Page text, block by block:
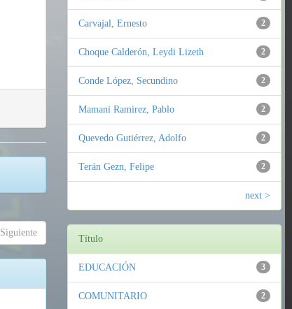
Siguiente
2
Carvajal, Ernesto
2
Choque Calderón, Leydi Lizeth
2
Conde López, Secundino
2
Mamani Ramirez, Pablo
2
Quevedo Gutiérrez, Adolfo
2
Terán Gezn, Felipe
next >
Título
3
EDUCACIÓN
2
COMUNITARIO